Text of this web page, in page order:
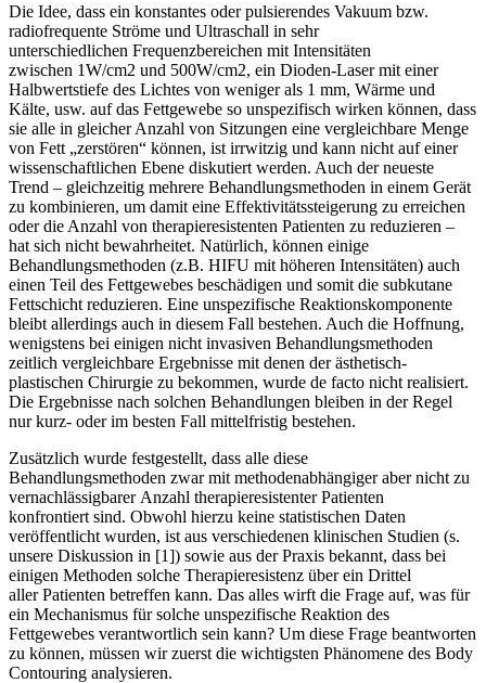
Die Idee, dass ein konstantes oder pulsierendes Vakuum bzw.
radiofrequente Ströme und Ultraschall in sehr
unterschiedlichen Frequenzbereichen mit Intensitäten
zwischen 1W/cm2 und 500W/cm2, ein Dioden-Laser mit einer
Halbwertstiefe des Lichtes von weniger als 1 mm, Wärme und
Kälte, usw. auf das Fettgewebe so unspezifisch wirken können, dass
sie alle in gleicher Anzahl von Sitzungen eine vergleichbare Menge
von Fett „zerstören“ können, ist irrwitzig und kann nicht auf einer
wissenschaftlichen Ebene diskutiert werden. Auch der neueste
Trend – gleichzeitig mehrere Behandlungsmethoden in einem Gerät
zu kombinieren, um damit eine Effektivitätssteigerung zu erreichen
oder die Anzahl von therapieresistenten Patienten zu reduzieren –
hat sich nicht bewahrheitet. Natürlich, können einige
Behandlungsmethoden (z.B. HIFU mit höheren Intensitäten) auch
einen Teil des Fettgewebes beschädigen und somit die subkutane
Fettschicht reduzieren. Eine unspezifische Reaktionskomponente
bleibt allerdings auch in diesem Fall bestehen. Auch die Hoffnung,
wenigstens bei einigen nicht invasiven Behandlungsmethoden
zeitlich vergleichbare Ergebnisse mit denen der ästhetisch-
plastischen Chirurgie zu bekommen, wurde de facto nicht realisiert.
Die Ergebnisse nach solchen Behandlungen bleiben in der Regel
nur kurz- oder im besten Fall mittelfristig bestehen.
Zusätzlich wurde festgestellt, dass alle diese
Behandlungsmethoden zwar mit methodenabhängiger aber nicht zu
vernachlässigbarer Anzahl therapieresistenter Patienten
konfrontiert sind. Obwohl hierzu keine statistischen Daten
veröffentlicht wurden, ist aus verschiedenen klinischen Studien (s.
unsere Diskussion in [1]) sowie aus der Praxis bekannt, dass bei
einigen Methoden solche Therapieresistenz über ein Drittel
aller Patienten betreffen kann. Das alles wirft die Frage auf, was für
ein Mechanismus für solche unspezifische Reaktion des
Fettgewebes verantwortlich sein kann? Um diese Frage beantworten
zu können, müssen wir zuerst die wichtigsten Phänomene des Body
Contouring analysieren.